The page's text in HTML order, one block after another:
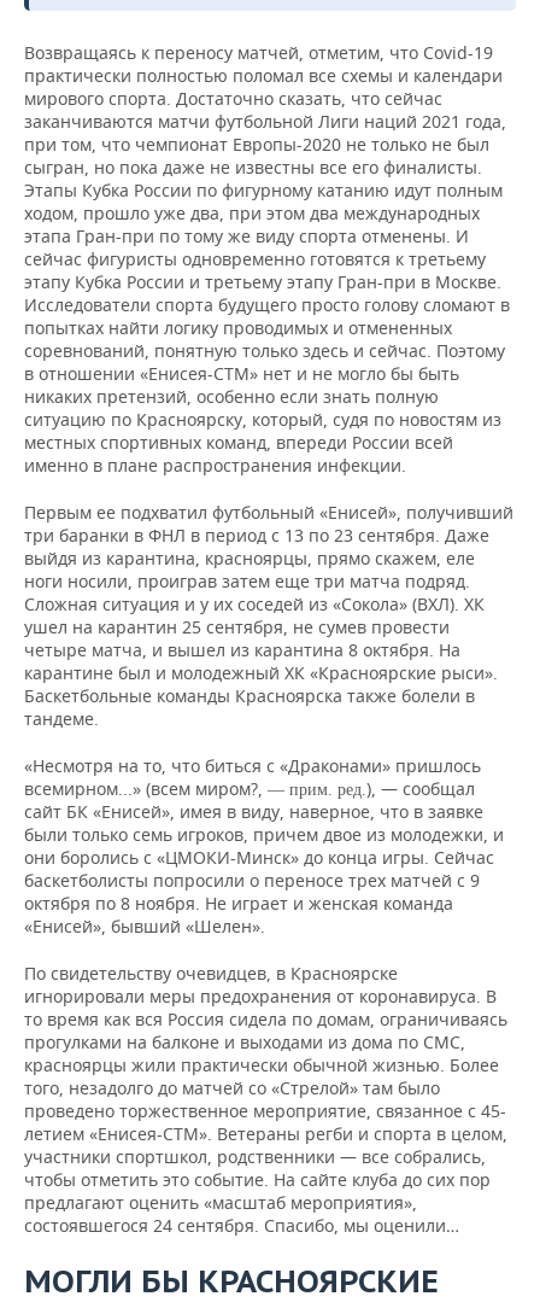
Возвращаясь к переносу матчей, отметим, что Covid-19
практически полностью поломал все схемы и календари
мирового спорта. Достаточно сказать, что сейчас
заканчиваются матчи футбольной Лиги наций 2021 года,
при том, что чемпионат Европы-2020 не только не был
сыгран, но пока даже не известны все его финалисты.
Этапы Кубка России по фигурному катанию идут полным
ходом, прошло уже два, при этом два международных
этапа Гран-при по тому же виду спорта отменены. И
сейчас фигуристы одновременно готовятся к третьему
этапу Кубка России и третьему этапу Гран-при в Москве.
Исследователи спорта будущего просто голову сломают в
попытках найти логику проводимых и отмененных
соревнований, понятную только здесь и сейчас. Поэтому
в отношении «Енисея-СТМ» нет и не могло бы быть
никаких претензий, особенно если знать полную
ситуацию по Красноярску, который, судя по новостям из
местных спортивных команд, впереди России всей
именно в плане распространения инфекции.
Первым ее подхватил футбольный «Енисей», получивший
три баранки в ФНЛ в период с 13 по 23 сентября. Даже
выйдя из карантина, красноярцы, прямо скажем, еле
ноги носили, проиграв затем еще три матча подряд.
Сложная ситуация и у их соседей из «Сокола» (ВХЛ). ХК
ушел на карантин 25 сентября, не сумев провести
четыре матча, и вышел из карантина 8 октября. На
карантине был и молодежный ХК «Красноярские рыси».
Баскетбольные команды Красноярска также болели в
тандеме.
«Несмотря на то, что биться с «Драконами» пришлось
всемирном...» (всем миром?, — прим. ред.), — сообщал
сайт БК «Енисей», имея в виду, наверное, что в заявке
были только семь игроков, причем двое из молодежки, и
они боролись с «ЦМОКИ-Минск» до конца игры. Сейчас
баскетболисты попросили о переносе трех матчей с 9
октября по 8 ноября. Не играет и женская команда
«Енисей», бывший «Шелен».
По свидетельству очевидцев, в Красноярске
игнорировали меры предохранения от коронавируса. В
то время как вся Россия сидела по домам, ограничиваясь
прогулками на балконе и выходами из дома по СМС,
красноярцы жили практически обычной жизнью. Более
того, незадолго до матчей со «Стрелой» там было
проведено торжественное мероприятие, связанное с 45-
летием «Енисея-СТМ». Ветераны регби и спорта в целом,
участники спортшкол, родственники — все собрались,
чтобы отметить это событие. На сайте клуба до сих пор
предлагают оценить «масштаб мероприятия»,
состоявшегося 24 сентября. Спасибо, мы оценили…
МОГЛИ БЫ КРАСНОЯРСКИЕ